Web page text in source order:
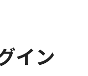
イン